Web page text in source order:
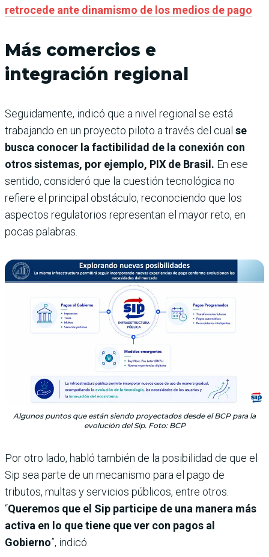
retrocede ante dinamismo de los medios de pago
Más comercios e
integración regional
Seguidamente, indicó que a nivel regional se está
trabajando en un proyecto piloto a través del cual se
busca conocer la factibilidad de la conexión con
otros sistemas, por ejemplo, PIX de Brasil. En ese
sentido, consideró que la cuestión tecnológica no
refiere el principal obstáculo, reconociendo que los
aspectos regulatorios representan el mayor reto, en
pocas palabras.
Algunos puntos que están siendo proyectados desde el BCP para la
evolución del Sip. Foto: BCP
Por otro lado, habló también de la posibilidad de que el
Sip sea parte de un mecanismo para el pago de
tributos, multas y servicios públicos, entre otros.
“Queremos que el Sip participe de una manera más
activa en lo que tiene que ver con pagos al
Gobierno”, indicó.